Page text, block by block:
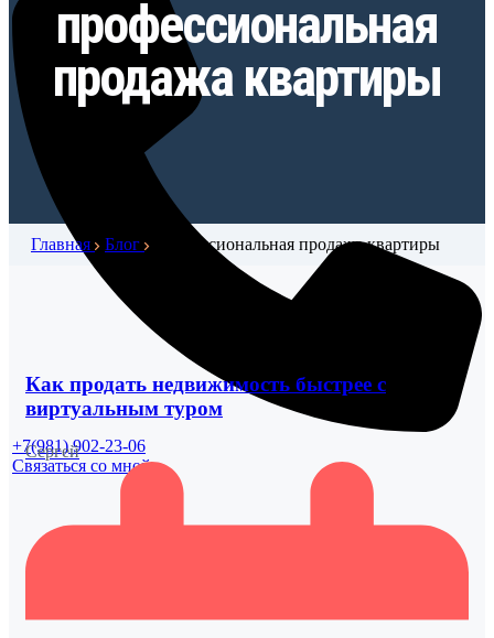
+7(981) 902-23-06
Связаться со мной
профессиональная
продажа квартиры
Главная Блог профессиональная продажа квартиры
Как продать недвижимость быстрее с
виртуальным туром
Сергей